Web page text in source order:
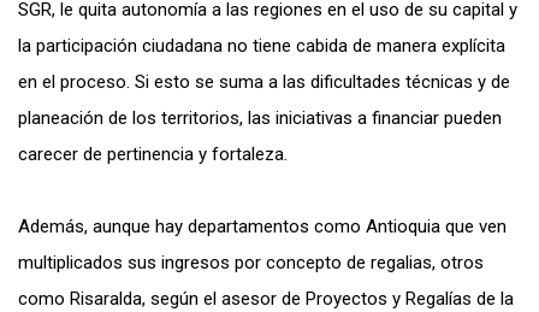
SGR, le quita autonomía a las regiones en el uso de su capital y
la participación ciudadana no tiene cabida de manera explícita
en el proceso. Si esto se suma a las dificultades técnicas y de
planeación de los territorios, las iniciativas a financiar pueden
carecer de pertinencia y fortaleza.
Además, aunque hay departamentos como Antioquia que ven
multiplicados sus ingresos por concepto de regalias, otros
como Risaralda, según el asesor de Proyectos y Regalías de la